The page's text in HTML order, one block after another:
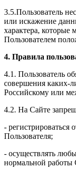
3.5.Пользователь
или искажение
характера, которые
Пользователем
4. Правила
4.1. Пользователь
совершения каких-
Российскому или
4.2. На Сайте
- регистрироваться
Пользователя;
- осуществлять
нормальной работы